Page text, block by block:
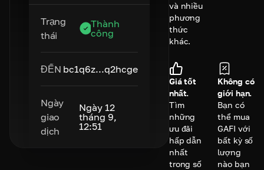
Trạng
thái
Thành
công
ĐẾN bc1q6z...q2hcge
Ngày
giao
dịch
Ngày 12
tháng 9,
12:51
và nhiều
phương
thức
khác.
Giá tốt
nhất.
Tìm
những
ưu đãi
hấp dẫn
nhất
trong số
Không có
giới hạn.
Bạn có
thể mua
GAFI với
bất kỳ số
lượng
nào bạn